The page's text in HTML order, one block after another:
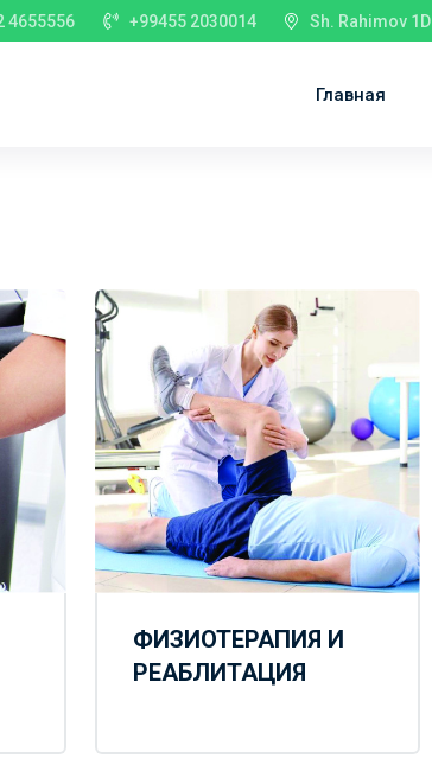
4655556 +99455 2030014 Sh. Rahimov 1D
Главная
ФИЗИОТЕРАПИЯ И
РЕАБЛИТАЦИЯ